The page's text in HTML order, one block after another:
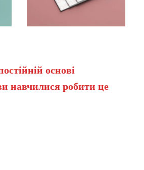
основі
навчилися робити це